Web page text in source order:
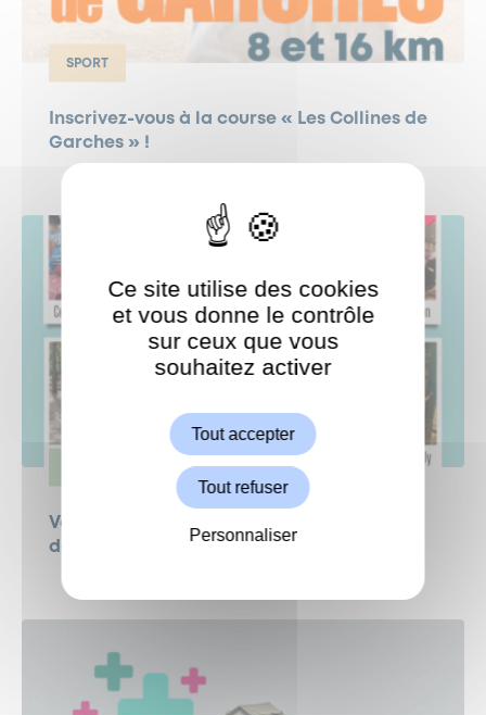
SPORT
Inscrivez-vous à la course « Les Collines de
Garches » !
Vacances pour les jeunes Garchois –
deuxième semaine
ShareThis est désactivé.
Ce site utilise des cookies
et vous donne le contrôle
sur ceux que vous
souhaitez activer
Tout accepter
Tout refuser
Personnaliser